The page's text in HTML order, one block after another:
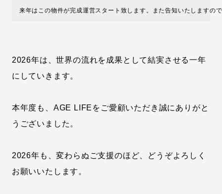
来年はこの物件が完成運営スタート致します。また告知いたしますの
2026年は、世界の流れを成果として結実させる一年
にしていきます。
本年度も、AGE LIFEをご愛顧いただき誠にありがと
うございました。
2026年も、変わらぬご支援のほど、どうぞよろしく
お願いいたします。